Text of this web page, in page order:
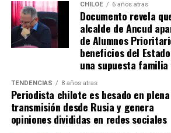
CHILOE 6 años atras
Documento revela
alcalde de Ancud
de Alumnos
beneficios del
una supuesta familia
TENDENCIAS 8 años atras
Periodista chilote es besado en plena
transmisión desde Rusia y genera
opiniones divididas en redes sociales